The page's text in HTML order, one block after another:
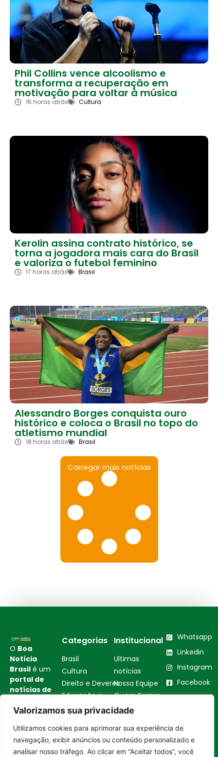
Valorizamos sua privacidade
Utilizamos cookies para aprimorar sua experiência de
navegação, exibir anúncios ou conteúdo personalizado e
analisar nosso tráfego. Ao clicar em “Aceitar todos”, você
Phil Collins vence alcoolismo e
transforma a recuperação em
motivação para voltar à música
16 horas atrás Cultura
Kerolin assina contrato histórico, se
torna a jogadora mais cara do Brasil
e valoriza o futebol feminino
17 horas atrás Brasil
Alessandro Borges conquista ouro
histórico e coloca o Brasil no topo do
atletismo mundial
18 horas atrás Brasil
Carregar mais notícias
O Boa
Notícia
Brasil é um
portal de
notícias de
cultura,
estar,
empreendedorismo,
turismo,
Categorias
Brasil
Cultura
Direito e Deveres
Educação e
Carreira
Saúde e Bem-Estar
Sustentabilidade
Institucional
Ultimas
notícias
Nossa Equipe
Quem Somos
Contato
Editoriais
Política de
Whatsapp
Linkedin
Instagram
Facebook
Youtube